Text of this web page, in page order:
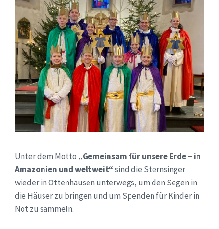
Unter dem Motto „Gemeinsam für unsere Erde – in
Amazonien und weltweit“sind die Sternsinger
wieder in Ottenhausen unterwegs, um den Segen in
die Häuser zu bringen und um Spenden für Kinder in
Not zu sammeln.